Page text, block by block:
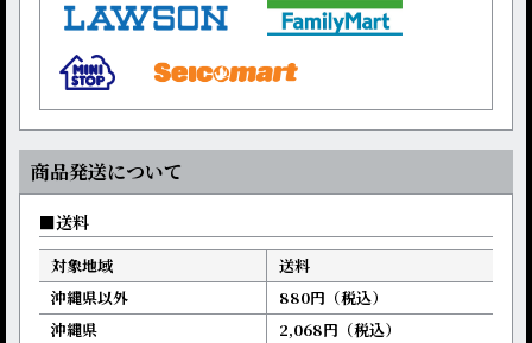
商品発送について
送料
対象地域
送料
沖縄県以外
880円（税込）
沖縄県
2,068円（税込）